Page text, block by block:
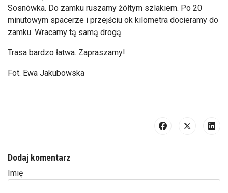
Sosnówka. Do zamku ruszamy żółtym szlakiem. Po 20
minutowym spacerze i przejściu ok kilometra docieramy do
zamku. Wracamy tą samą drogą.
Trasa bardzo łatwa. Zapraszamy!
Fot. Ewa Jakubowska
Dodaj komentarz
Imię